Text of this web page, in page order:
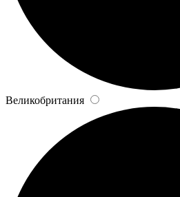
Великобритания